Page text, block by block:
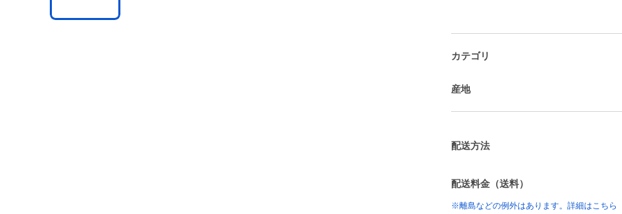
カテゴリ
産地
配送方法
配送料金（送料）
※離島などの例外はあります。詳細はこちら